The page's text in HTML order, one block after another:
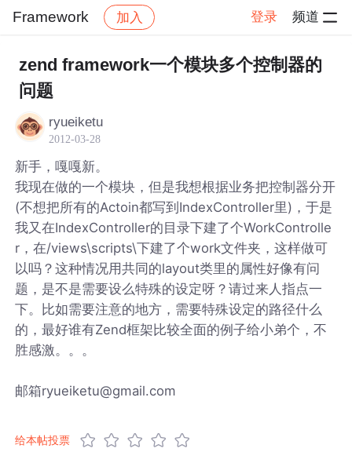
Framework 加入 登录 频道
Framework 帖子详情
zend framework一个模块多个控制器的
问题
ryueiketu
2012-03-28
新手，嘎嘎新。
我现在做的一个模块，但是我想根据业务把控制器分开
(不想把所有的Actoin都写到IndexController里)，于是
我又在IndexController的目录下建了个WorkControlle
r，在/views\scripts\下建了个work文件夹，这样做可
以吗？这种情况用共同的layout类里的属性好像有问
题，是不是需要设么特殊的设定呀？请过来人指点一
下。比如需要注意的地方，需要特殊设定的路径什么
的，最好谁有Zend框架比较全面的例子给小弟个，不
胜感激。。。
邮箱ryueiketu@gmail.com
给本帖投票